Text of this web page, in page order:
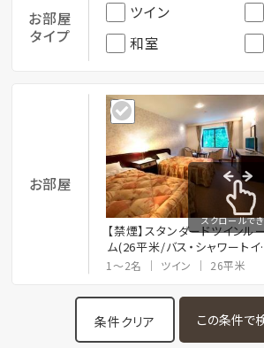
お部屋
タイプ
ツイン
和室
お部屋
【禁煙】スタンダードツインル
ム(26平米/バス・シャワートイ
付)
1～2名 ツイン 26平米
スクロールでき
条件クリア